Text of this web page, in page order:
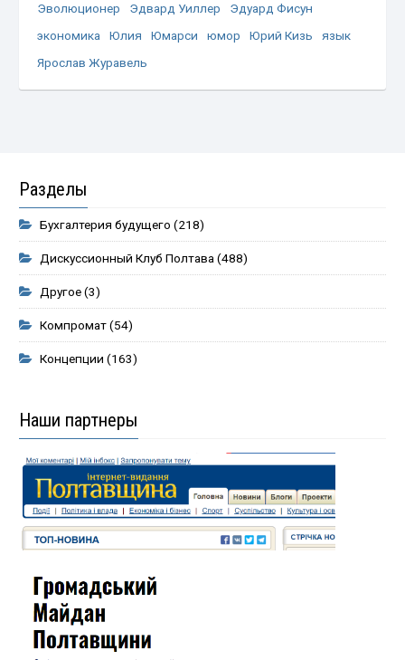
Эволюционер
Эдвард Уиллер
Эдуард Фисун
экономика
Юлия Юмарси юмор Юрий Кизь
язык
Ярослав Журавель
Разделы
Бухгалтерия будущего (218)
Дискуссионный Клуб Полтава(488)
Другое(3)
Компромат(54)
Концепции (163)
Наши партнеры